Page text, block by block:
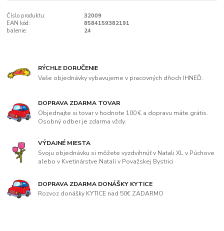
Číslo produktu:
32009
EAN kód:
8584159382191
balenie:
24
RÝCHLE DORUČENIE
Vaše objednávky vybavujeme v pracovných dňoch IHNEĎ.
DOPRAVA ZDARMA TOVAR
Objednajte si tovar v hodnote 100 € a dopravu máte grátis.
Osobný odber je zdarma vždy.
VÝDAJNÉ MIESTA
Svoju objednávku si môžete vyzdvihnúť v Natali XL v Púchove
alebo v Kvetinárstve Natali v Považskej Bystrici
DOPRAVA ZDARMA DONÁŠKY KYTICE
Rozvoz donášky KYTICE nad 50€ ZADARMO